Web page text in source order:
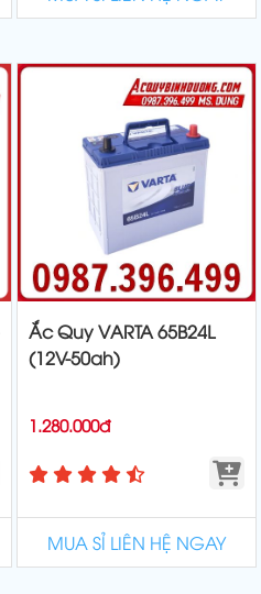
Ắc Quy VARTA 65B24L
(12V-50ah)
1.280.000đ
MUA SỈ LIÊN HỆ NGAY